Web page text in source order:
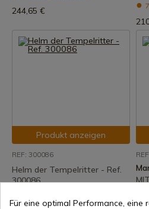
244,65 €
Produkt anzeigen
REF: 300086
Helm der Tempelritter - Ref.
300086
7-15 Tage Versand
Für eine optimal Performance, eine